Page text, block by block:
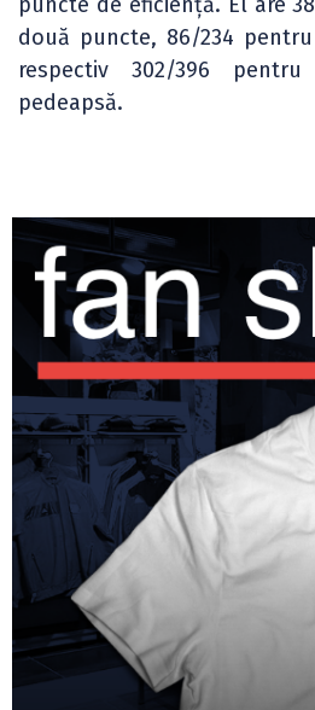
două puncte, 86/234
respectiv 302/396
pedeapsă.